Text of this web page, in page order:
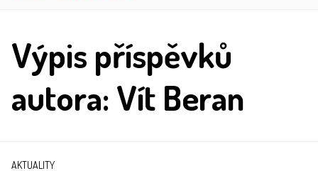
Výpis příspěvků
autora: Vít Beran
AKTUALITY